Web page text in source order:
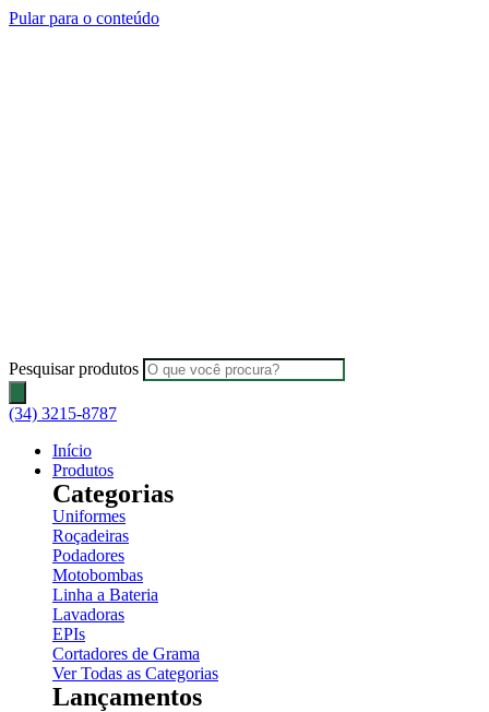
Pular para o conteúdo
Pesquisar produtos
(34) 3215-8787
Início
Produtos
Categorias
Uniformes
Roçadeiras
Podadores
Motobombas
Linha a Bateria
Lavadoras
EPIs
Cortadores de Grama
Ver Todas as Categorias
Lançamentos